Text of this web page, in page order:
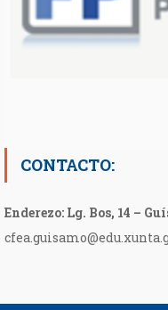
CONTACTO:
Enderezo: Lg. Bos, 14 –